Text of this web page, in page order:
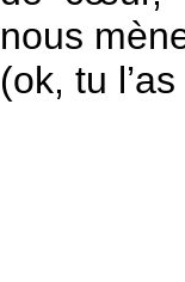
nous
(ok, tu